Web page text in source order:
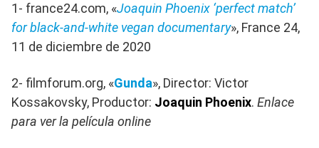
1- france24.com, «Joaquin Phoenix ‘perfect match’
for black-and-white vegan documentary», France 24,
11 de diciembre de 2020
2- filmforum.org, «Gunda», Director: Victor
Kossakovsky, Productor: Joaquin Phoenix. Enlace
para ver la película online